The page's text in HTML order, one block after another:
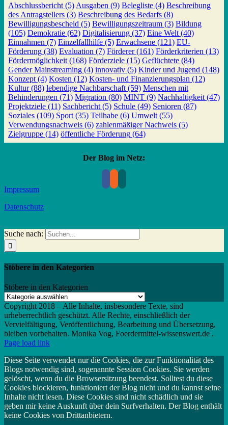
Abschlussbericht (5) Ausgaben (9) Belegliste (4) Beschreibung
des Antragstellers (3) Beschreibung des Bedarfs (8)
Bewilligungsbescheid (5) Bewilligungszeitraum (3) Bildung
(105) Demokratie (62) Digitalisierung (37) Eine Welt (40)
Einnahmen (7) Einzelfallhilfe (5) Erwachsene (121) EU-
Förderung (38) Evaluation (7) Förderer(161) Förderkriterien (13)
Fördermöglichkeit (168) Förderziele (15) Geflüchtete (84)
Gender Mainstreaming (4) innovativ (5) Kinder und Jugend (148)
Konzept (4) Kosten (12) Kosten- und Finanzierungsplan (12)
Kultur(88) lebendige Nachbarschaft (59) Menschen mit
Behinderungen (71) Migration (80) MINT (9) Nachhaltigkeit (47)
Projektziele (11) Sachbericht (5) Schule (49) Senioren (87)
Soziales (109) Sport (35) Teilhabe (6) Umwelt (55)
Verwendungsnachweis (6) zahlenmäßiger Nachweis (5)
Zielgruppe (14) öffentliche Förderung (64)
Der Blog im Netz:
Impressum
Datenschutz
Suche nach:
Stöbere in den Kategorien
Stöbere in den Kategorien
Copyright 2018 – Alle Inhalte, insbesondere Texte, sind
urheberrechtlich geschützt. Alle Rechte, einschließlich der
Vervielfältigung, Veröffentlichung, Bearbeitung und Übersetzung,
bleiben vorbehalten. Monika Vog, Foerdermittel-wissenswert.de .
Page load link
Diese Seite verwendet nur die Cookies, die zur Funktionalität des
Blogs notwendig sind, sogenannte Session Cookies. Sie werden
gelöscht, wenn du die Browsersitzung beendest. Solltest du diese
Cookies blockieren, funktioniert der Blog nicht und du kannst seine
Inhalte nicht lesen. Diese Cookies sind nicht schädlich und sie
geben mir keine Auskunft über dein Surfverhalten. Der Blog enthält
keine Cookies von Drittanbietern.